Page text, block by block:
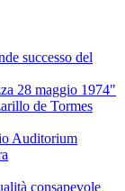
successo del
28 maggio 1974"
de Tormes
Auditorium
consapevole